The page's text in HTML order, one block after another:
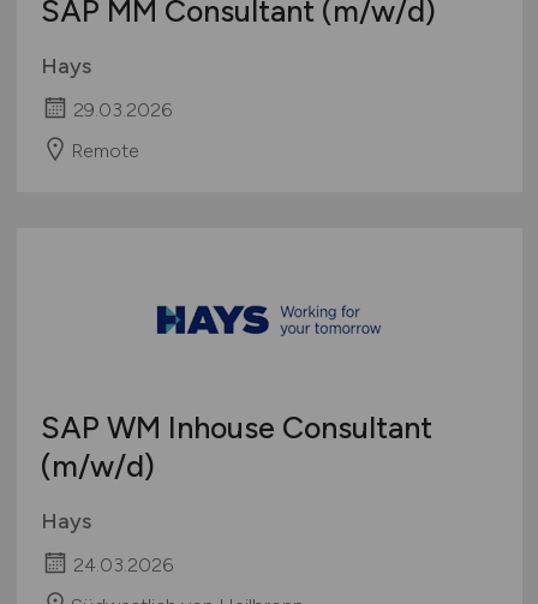
SAP MM Consultant (m/w/d)
Hays
29.03.2026
Remote
SAP WM Inhouse Consultant
(m/w/d)
Hays
24.03.2026